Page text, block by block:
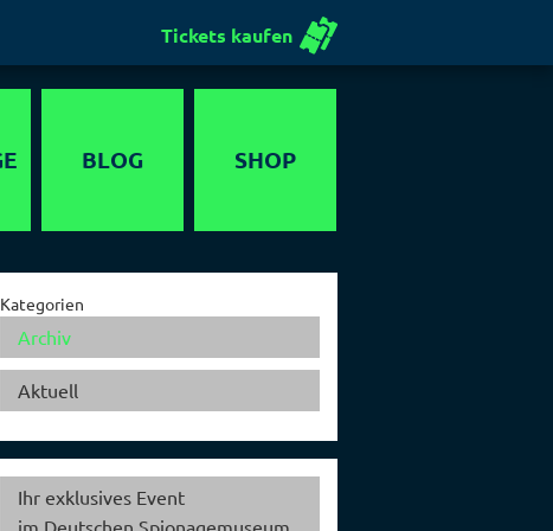
Tickets kaufen
BLOG SHOP
Kategorien
Archiv
Aktuell
Ihr exklusives Event
im Deutschen Spionagemuseum